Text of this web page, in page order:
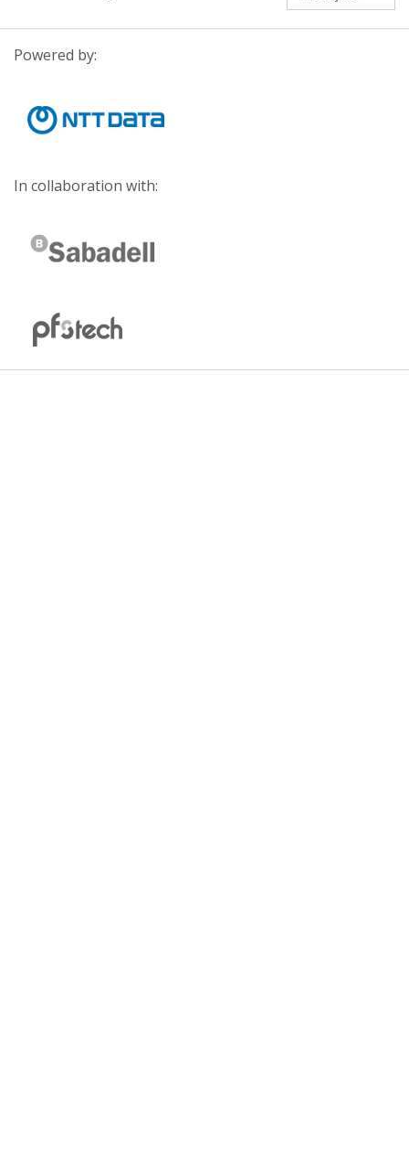
Powered by:
In collaboration with: